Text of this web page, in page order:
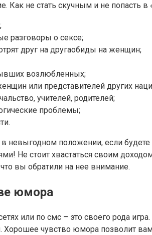
Как не стать скучным и не попасть
разговоры о сексе;
обиды на женщин;
возлюбленных;
или представителей других
учителей, родителей;
проблемы;
невыгодном положении, если
Не стоит хвастаться своим
вы обратили на нее внимание.
юмора
или по смс – это своего рода
чувство юмора позволит